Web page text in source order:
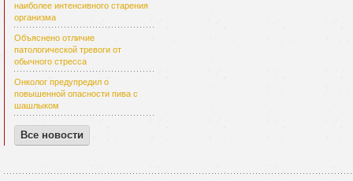
наиболее интенсивного старения
организма
Объяснено отличие
патологической тревоги от
обычного стресса
Онколог предупредил о
повышенной опасности пива с
шашлыком
Все новости